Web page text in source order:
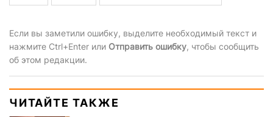
Если вы заметили ошибку, выделите необходимый текст и
нажмите Ctrl+Enter или Отправить ошибку, чтобы сообщить
об этом редакции.
ЧИТАЙТЕ ТАКЖЕ